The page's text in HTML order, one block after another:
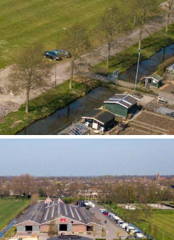
voor paardenliefhebbers